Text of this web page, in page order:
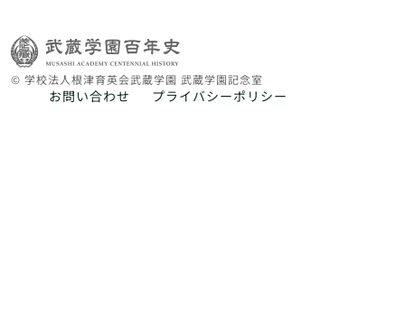
© 学校法人根津育英会武蔵学園 武蔵学園記念室
お問い合わせ プライバシーポリシー